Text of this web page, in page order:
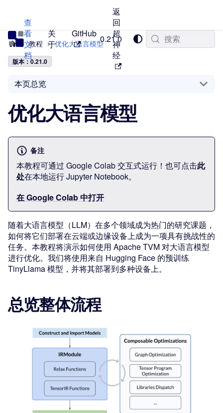
TVM 中文站
查
看
文
档
关
于
GitHub
返
回
超
神
经
0.21.0 搜索
教程 优化大语言模型
版本：0.21.0
本页总览
优化大语言模型
备注
本教程可通过 Google Colab 交互式运行！也可点击此
处在本地运行 Jupyter Notebook。
在 Google Colab 中打开
随着大语言模型（LLM）在多个领域成为热门的研究课题，
如何将它们部署在云端或边缘设备上成为一项具有挑战性的
任务。本教程将演示如何使用 Apache TVM 对大语言模型
进行优化。我们将使用来自 Hugging Face 的预训练
TinyLlama 模型，并将其部署到多种设备上。
总览整体流程